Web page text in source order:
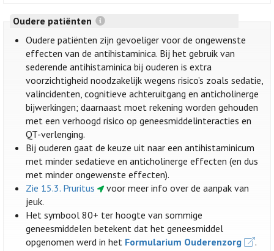
Oudere patiënten
Oudere patiënten zijn gevoeliger voor de ongewenste
effecten van de antihistaminica. Bij het gebruik van
sederende antihistaminica bij ouderen is extra
voorzichtigheid noodzakelijk wegens risico’s zoals sedatie,
valincidenten, cognitieve achteruitgang en anticholinerge
bijwerkingen; daarnaast moet rekening worden gehouden
met een verhoogd risico op geneesmiddelinteracties en
QT-verlenging.
Bij ouderen gaat de keuze uit naar een antihistaminicum
met minder sedatieve en anticholinerge effecten (en dus
met minder ongewenste effecten).
Zie 15.3. Pruritus
voor meer info over de aanpak van
jeuk.
Het symbool 80+ ter hoogte van sommige
geneesmiddelen betekent dat het geneesmiddel
opgenomen werd in het Formularium Ouderenzorg
.